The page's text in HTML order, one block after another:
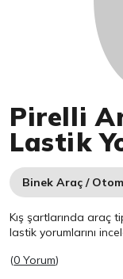
Pirelli
Lastik
Binek Araç /
Kış şartlarında araç
lastik yorumlarını
(0 Yorum)